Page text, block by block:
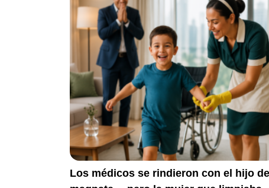
Los médicos se rindieron con el hijo